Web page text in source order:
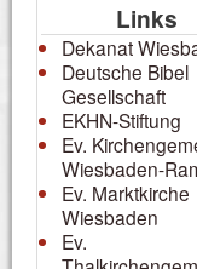
Links
Dekanat
Deutsche Bibel
Gesellschaft
EKHN-Stiftung
Ev.
Wiesbaden-
Ev. Marktkirche
Wiesbaden
Ev.